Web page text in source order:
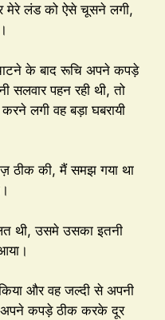
मेरे लंड को ऐसे चूसने लगी,
के बाद रूचि अपने कपड़े
सलवार पहन रही थी, तो
लगी वह बड़ा घबरायी
ठीक की, मैं समझ गया था
थी, उसमे उसका इतनी
और वह जल्दी से अपनी
अपने कपड़े ठीक करके दूर